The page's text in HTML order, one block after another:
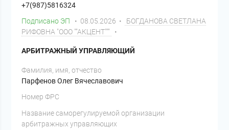
+7(987)5816324
Подписано ЭП
• 08.05.2026 •
БОГДАНОВА СВЕТЛАНА
РИФОВНА "ООО ""АКЦЕНТ"""
•
АРБИТРАЖНЫЙ УПРАВЛЯЮЩИЙ
Фамилия, имя, отчество
Парфенов Олег Вячеславович
Номер ФРС
Название саморегулируемой организации
арбитражных управляющих